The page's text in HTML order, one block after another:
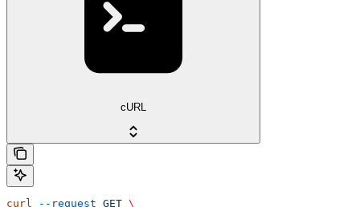
cURL
curl --request GET \